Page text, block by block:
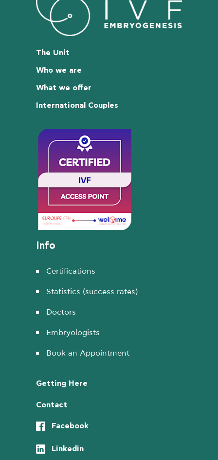
The Unit
Who we are
What we offer
International Couples
Info
Certifications
Statistics (success rates)
Doctors
Embryologists
Book an Appointment
Getting Here
Contact
Facebook
Linkedin